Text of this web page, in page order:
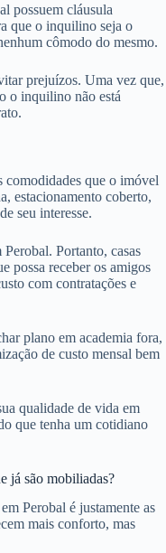
possuem cláusula
que o inquilino seja o
cômodo do mesmo.
prejuízos. Uma vez que,
o inquilino não está
comodidades que o imóvel
estacionamento coberto,
seu interesse.
Portanto, casas
possa receber os amigos
com contratações e
plano em academia fora,
de custo mensal bem
qualidade de vida em
que tenha um cotidiano
já são mobiliadas?
Perobal é justamente as
mais conforto, mas